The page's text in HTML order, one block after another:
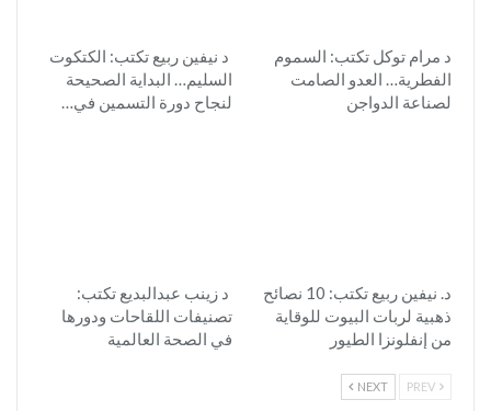
د مرام توكل تكتب: السموم
الفطرية… العدو الصامت
لصناعة الدواجن
د نيفين ربيع تكتب: الكتكوت
السليم… البداية الصحيحة
لنجاح دورة التسمين في…
د. نيفين ربيع تكتب: 10 نصائح
ذهبية لربات البيوت للوقاية
من إنفلونزا الطيور
د زينب عبدالبديع تكتب:
تصنيفات اللقاحات ودورها
في الصحة العالمية
NEXT